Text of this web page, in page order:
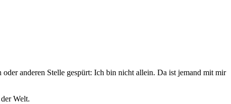
anderen Stelle gespürt: Ich bin nicht allein. Da ist jemand mit mir
Welt.